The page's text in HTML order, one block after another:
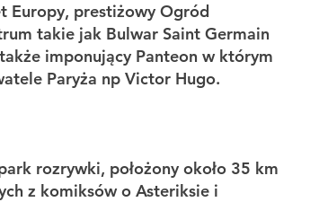
Europy, prestiżowy Ogród
takie jak Bulwar Saint Germain
imponujący Panteon w którym
Paryża np Victor Hugo.
rozrywki, położony około 35 km
z komiksów o Asteriksie i